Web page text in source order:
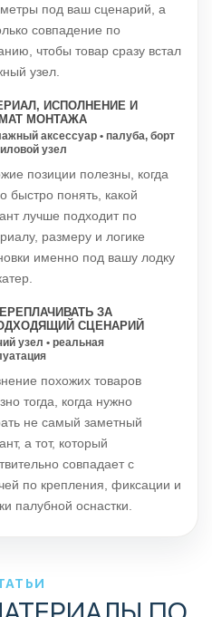
под ваш сценарий, а
совпадение по
чтобы товар сразу встал
узел.
ИСПОЛНЕНИЕ И
МОНТАЖА
аксессуар • палуба, борт
узел
позиции полезны, когда
быстро понять, какой
лучше подходит по
размеру и логике
именно под вашу лодку
ЗА
СЦЕНАРИЙ
узел • реальная
похожих товаров
тогда, когда нужно
не самый заметный
а тот, который
совпадает с
по крепления, фиксации и
палубной оснастки.